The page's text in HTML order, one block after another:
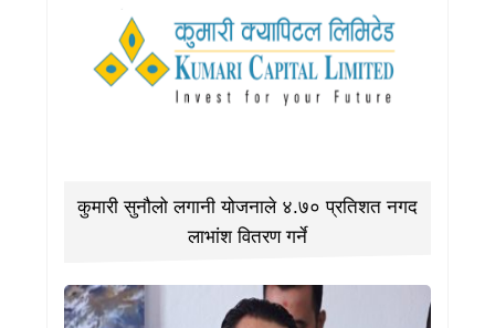
कुमारी सुनौलो लगानी योजनाले ४.७० प्रतिशत नगद
लाभांश वितरण गर्ने